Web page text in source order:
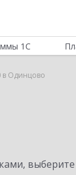
1С
в Одинцово